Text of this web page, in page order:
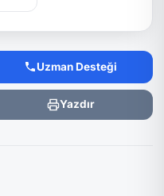
Uzman Desteği
Yazdır